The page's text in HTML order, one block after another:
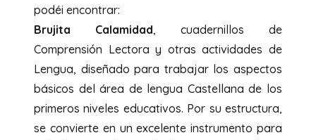
podéi encontrar:
Brujita Calamidad, cuadernillos de
Comprensión Lectora y otras actividades de
Lengua, diseñado para trabajar los aspectos
básicos del área de lengua Castellana de los
primeros niveles educativos. Por su estructura,
se convierte en un excelente instrumento para